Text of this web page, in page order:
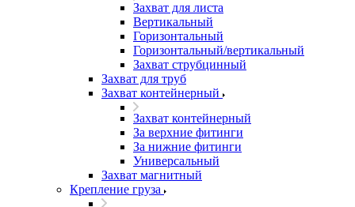
Захват для листа
Вертикальный
Горизонтальный
Горизонтальный/вертикальный
Захват струбцинный
Захват для труб
Захват контейнерный
Захват контейнерный
За верхние фитинги
За нижние фитинги
Универсальный
Захват магнитный
Крепление груза